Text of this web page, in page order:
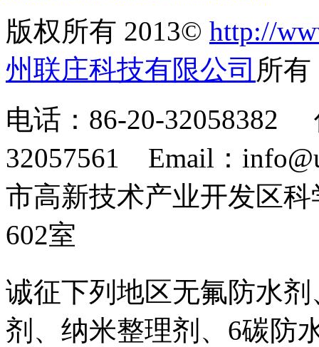
版权所有 2013© http://
州联庄科技有限公司 所
电话：86-20-32058382
32057561 Email：
市高新技术产业开发区
602室
诚征下列地区无氟防水
剂、纳米整理剂、6碳防